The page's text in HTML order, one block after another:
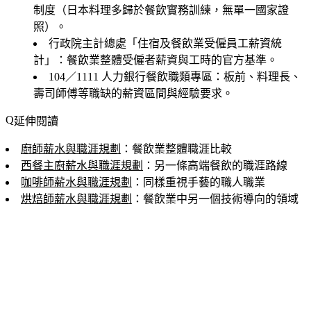
制度（日本料理多歸於餐飲實務訓練，無單一國家證
照）。
行政院主計總處「住宿及餐飲業受僱員工薪資統
計」
：餐飲業整體受僱者薪資與工時的官方基準。
104／1111 人力銀行餐飲職類專區 ：板前、料理長、
壽司師傅等職缺的薪資區間與經驗要求。
延伸閱讀
廚師薪水與職涯規劃 ：餐飲業整體職涯比較
西餐主廚薪水與職涯規劃 ：另一條高端餐飲的職涯路線
咖啡師薪水與職涯規劃 ：同樣重視手藝的職人職業
烘焙師薪水與職涯規劃 ：餐飲業中另一個技術導向的領域